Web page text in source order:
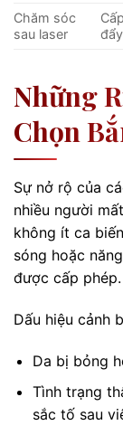
Chăm sóc
sau laser
Những
Chọn
Sự nở rộ của
nhiều người
không ít ca
sóng hoặc
được cấp phép.
Dấu hiệu cảnh
Da bị bỏng
Tình trạng
sắc tố sau